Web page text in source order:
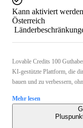
Kann aktiviert
Österreich
Lovable Credits 100
KI-gestützte Plattform, die
bauen und zu verbessern,
Mehr lesen